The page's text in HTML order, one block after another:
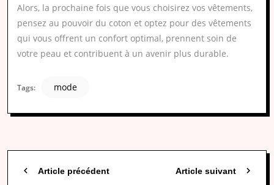
Alors, la prochaine fois que vous choisirez vos vêtements,
pensez au pouvoir du coton et optez pour des vêtements
qui vous offrent un confort optimal, prennent soin de
votre peau et contribuent à un avenir plus durable.
Tags: mode
Article précédent Article suivant